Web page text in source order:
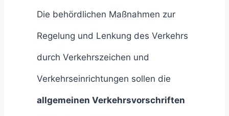
Die behördlichen Maßnahmen zur
Regelung und Lenkung des Verkehrs
durch Verkehrszeichen und
Verkehrseinrichtungen sollen die
allgemeinen Verkehrsvorschriften